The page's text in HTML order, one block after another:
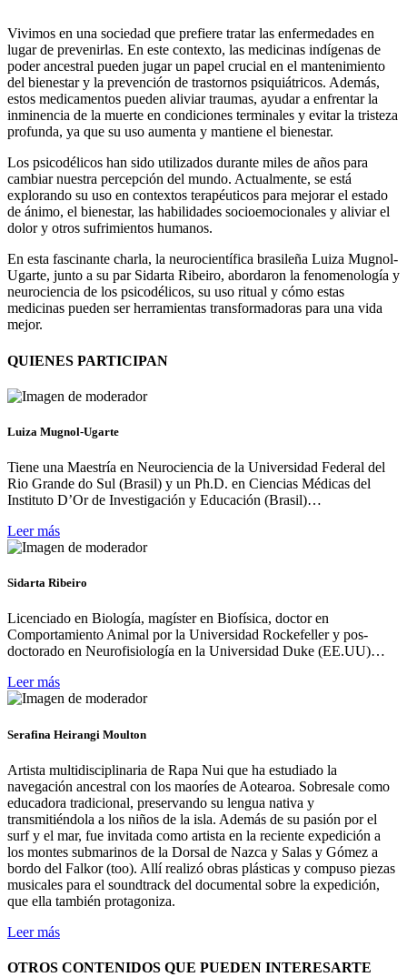
Vivimos en una sociedad que prefiere tratar las enfermedades en
lugar de prevenirlas. En este contexto, las medicinas indígenas de
poder ancestral pueden jugar un papel crucial en el mantenimiento
del bienestar y la prevención de trastornos psiquiátricos. Además,
estos medicamentos pueden aliviar traumas, ayudar a enfrentar la
inminencia de la muerte en condiciones terminales y evitar la tristeza
profunda, ya que su uso aumenta y mantiene el bienestar.
Los psicodélicos han sido utilizados durante miles de años para
cambiar nuestra percepción del mundo. Actualmente, se está
explorando su uso en contextos terapéuticos para mejorar el estado
de ánimo, el bienestar, las habilidades socioemocionales y aliviar el
dolor y otros sufrimientos humanos.
En esta fascinante charla, la neurocientífica brasileña Luiza Mugnol-
Ugarte, junto a su par Sidarta Ribeiro, abordaron la fenomenología y
neurociencia de los psicodélicos, su uso ritual y cómo estas
medicinas pueden ser herramientas transformadoras para una vida
mejor.
QUIENES PARTICIPAN
Luiza Mugnol-Ugarte
Tiene una Maestría en Neurociencia de la Universidad Federal del
Rio Grande do Sul (Brasil) y un Ph.D. en Ciencias Médicas del
Instituto D’Or de Investigación y Educación (Brasil)…
Leer más
Sidarta Ribeiro
Licenciado en Biología, magíster en Biofísica, doctor en
Comportamiento Animal por la Universidad Rockefeller y pos-
doctorado en Neurofisiología en la Universidad Duke (EE.UU)…
Leer más
Serafina Heirangi Moulton
Artista multidisciplinaria de Rapa Nui que ha estudiado la
navegación ancestral con los maoríes de Aotearoa. Sobresale como
educadora tradicional, preservando su lengua nativa y
transmitiéndola a los niños de la isla. Además de su pasión por el
surf y el mar, fue invitada como artista en la reciente expedición a
los montes submarinos de la Dorsal de Nazca y Salas y Gómez a
bordo del Falkor (too). Allí realizó obras plásticas y compuso piezas
musicales para el soundtrack del documental sobre la expedición,
que ella también protagoniza.
Leer más
OTROS CONTENIDOS QUE PUEDEN INTERESARTE